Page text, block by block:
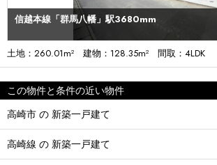
信越本線「群馬八幡」駅3680mm
土地：260.01m² 建物：128.35m² 間取：4LDK
この物件と条件の近い物件
高崎市 の 新築一戸建て
高崎線 の 新築一戸建て